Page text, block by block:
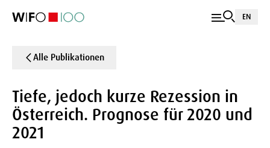
EN
Alle Publikationen
Tiefe, jedoch kurze Rezession in
Österreich. Prognose für 2020 und
2021